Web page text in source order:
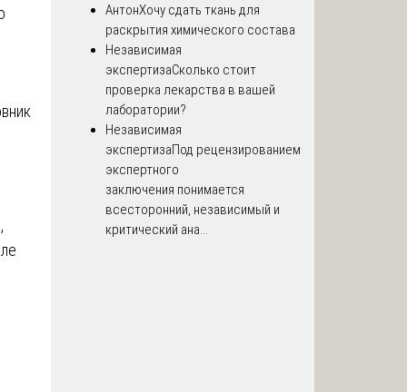
АнтонХочу сдать ткань для
раскрытия химического состава
Независимая
экспертизаСколько стоит
проверка лекарства в вашей
лаборатории?
Независимая
экспертизаПод рецензированием
экспертного
заключения понимается
всесторонний, независимый и
критический ана...